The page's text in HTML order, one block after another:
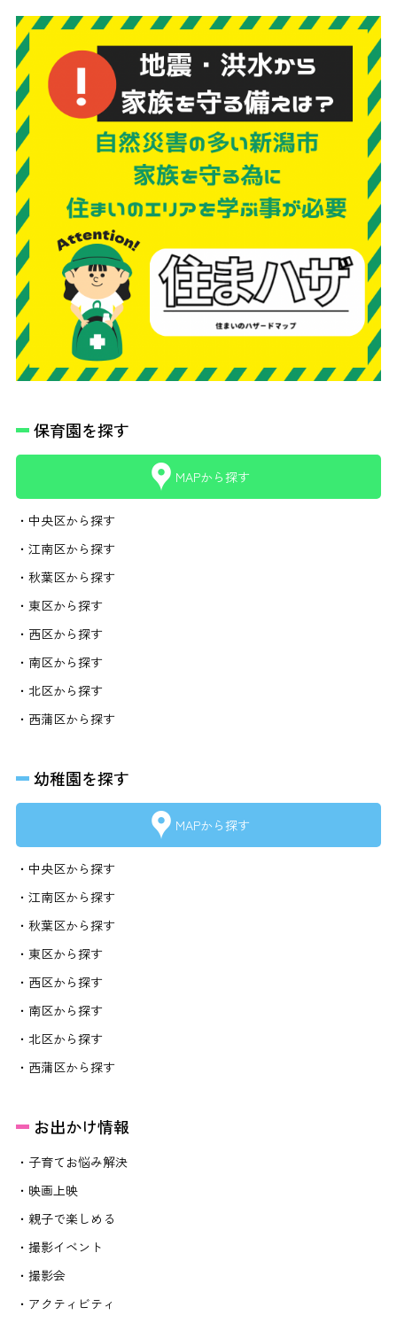
保育園を探す
MAPから探す
・中央区から探す
・江南区から探す
・秋葉区から探す
・東区から探す
・西区から探す
・南区から探す
・北区から探す
・西蒲区から探す
幼稚園を探す
MAPから探す
・中央区から探す
・江南区から探す
・秋葉区から探す
・東区から探す
・西区から探す
・南区から探す
・北区から探す
・西蒲区から探す
お出かけ情報
・子育てお悩み解決
・映画上映
・親子で楽しめる
・撮影イベント
・撮影会
・アクティビティ